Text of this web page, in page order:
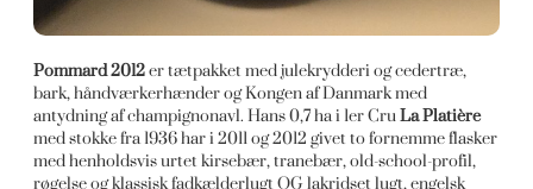
Pommard 2012er tætpakket med julekrydderi og cedertræ,
bark, håndværkerhænder og Kongen af Danmark med
antydning af champignonavl. Hans 0,7 ha i 1er CruLa Platière
med stokke fra 1936 har i 2011 og 2012 givet to fornemme flasker
med henholdsvis urtet kirsebær, tranebær, old-school-profil,
røgelse og klassisk fadkælderlugt OG lakridset lugt, engelsk